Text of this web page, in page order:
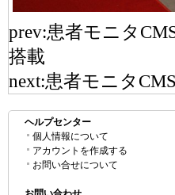
prev:患者モニタ
搭載
next:患者モニタ
ヘルプセンター
個人情報について
アカウントを作成する
お問い合せについて